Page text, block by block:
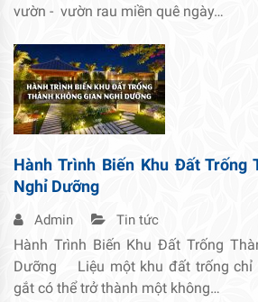
vườn - vườn rau miền quê ngày…
Hành Trình Biến Khu Đất Trống
Nghỉ Dưỡng
Admin Tin tức
Hành Trình Biến Khu Đất Trống
Dưỡng Liệu một khu đất trống chỉ
gắt có thể trở thành một không…